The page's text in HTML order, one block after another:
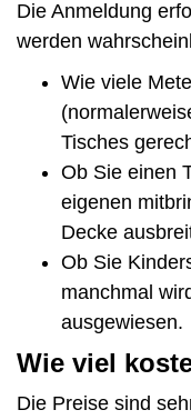
Die Anmeldung
werden
Wie viele
Tisches
Ob Sie einen
eigenen
Decke
Ob Sie
manchmal
ausgewiesen.
Wie viel
Die Preise sind